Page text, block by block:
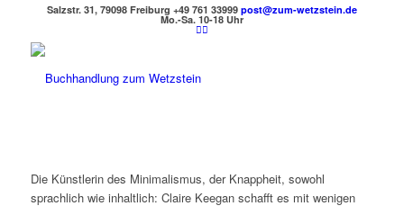
Salzstr. 31, 79098 Freiburg +49 761 33999 post@zum-wetzstein.de
Mo.-Sa. 10-18 Uhr
Die Künstlerin des Minimalismus, der Knappheit, sowohl
sprachlich wie inhaltlich: Claire Keegan schafft es mit wenigen